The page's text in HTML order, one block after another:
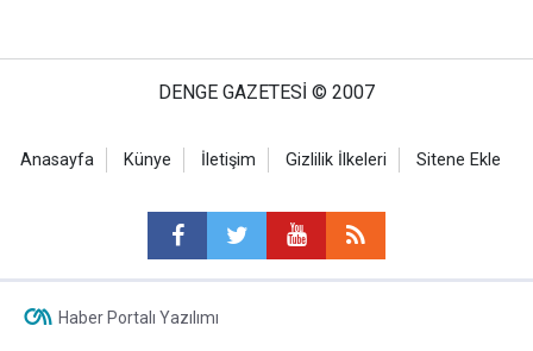
DENGE GAZETESİ © 2007
Anasayfa Künye İletişim Gizlilik İlkeleri Sitene Ekle
Haber Portalı Yazılımı